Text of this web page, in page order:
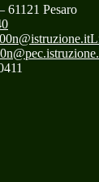
61121 Pesaro